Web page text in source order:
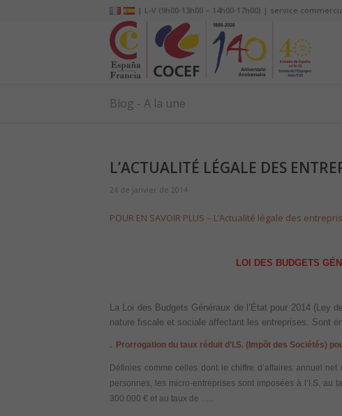
| L-V (9h00-13h00 – 14h00-17h00) |
Blog - A la une
L’ACTUALITÉ LÉGALE DES
24 de janvier de 2014
POUR EN SAVOIR PLUS – L’Actualité légale des
LOI DES BUDGETS G É N
La Loi des Budgets Généraux de l’État pour 2014 (Ley
nature fiscale et sociale affectant les entreprises. Sont
. Prorrogation du taux réduit d’I.S. (Impôt des Sociétés)
Définies comme celles dont le chiffre d’affaires annuel
personnes, les micro-entreprises sont imposées à l’I.S. au
300.000 € et au taux de …..